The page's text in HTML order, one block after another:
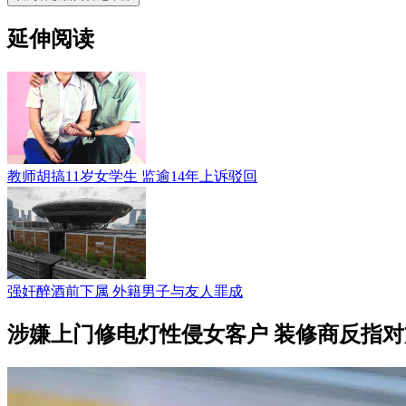
延伸阅读
教师胡搞11岁女学生 监逾14年上诉驳回
强奸醉酒前下属 外籍男子与友人罪成
涉嫌上门修电灯性侵女客户 装修商反指